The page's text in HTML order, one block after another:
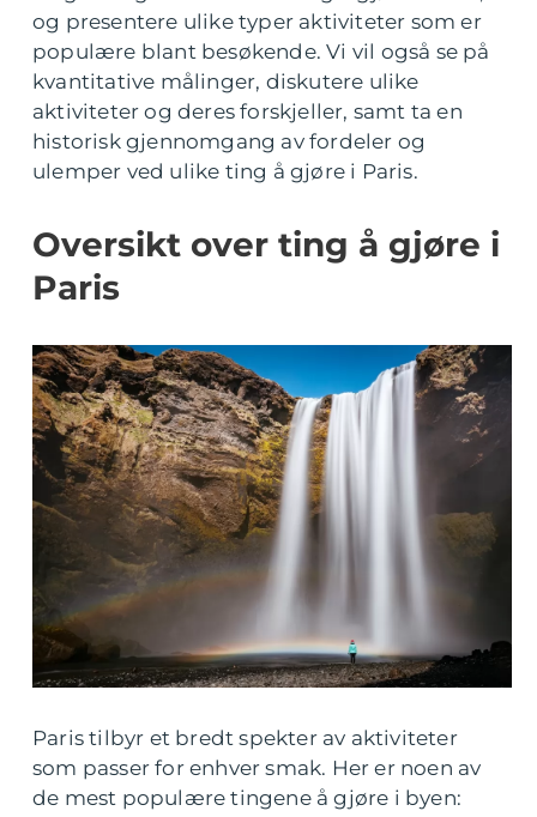
og presentere ulike typer aktiviteter som er
populære blant besøkende. Vi vil også se på
kvantitative målinger, diskutere ulike
aktiviteter og deres forskjeller, samt ta en
historisk gjennomgang av fordeler og
ulemper ved ulike ting å gjøre i Paris.
Oversikt over ting å gjøre i
Paris
Paris tilbyr et bredt spekter av aktiviteter
som passer for enhver smak. Her er noen av
de mest populære tingene å gjøre i byen: